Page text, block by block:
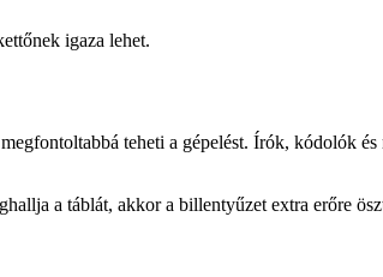
igaza lehet.
teheti a gépelést. Írók, kódolók és
a táblát, akkor a billentyűzet extra erőre